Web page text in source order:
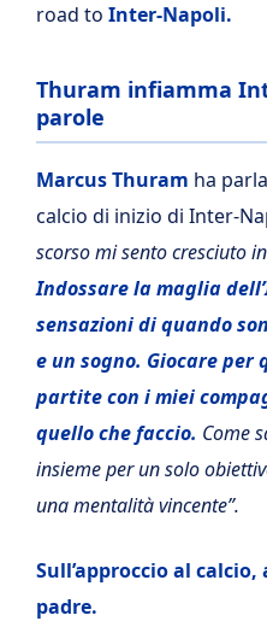
road to Inter-Napoli.
Thuram infiamma
parole
Marcus Thuram ha
calcio di inizio di Inter-
scorso mi sento cresciuto
Indossare la maglia
sensazioni di quando
e un sogno. Giocare per
partite con i miei
quello che faccio. Come
insieme per un solo
una mentalità vincente”.
Sull’approccio al
padre.